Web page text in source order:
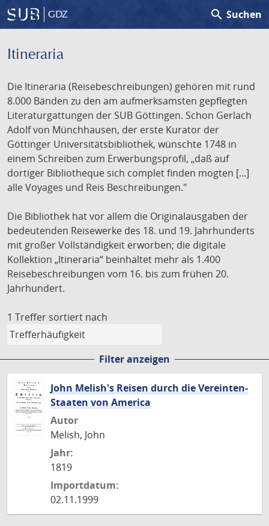
GDZ search Suchen
Itineraria
Die Itineraria (Reisebeschreibungen) gehören mit rund
8.000 Bänden zu den am aufmerksamsten gepflegten
Literaturgattungen der SUB Göttingen. Schon Gerlach
Adolf von Münchhausen, der erste Kurator der
Göttinger Universitätsbibliothek, wünschte 1748 in
einem Schreiben zum Erwerbungsprofil, „daß auf
dortiger Bibliotheque sich complet finden mogten [...]
alle Voyages und Reis Beschreibungen."
Die Bibliothek hat vor allem die Originalausgaben der
bedeutenden Reisewerke des 18. und 19. Jahrhunderts
mit großer Vollständigkeit erworben; die digitale
Kollektion „Itineraria“ beinhaltet mehr als 1.400
Reisebeschreibungen vom 16. bis zum frühen 20.
Jahrhundert.
1 Treffer sortiert nach
Filter anzeigen
John Melish's Reisen durch die Vereinten-
Staaten von America
Autor
Melish, John
Jahr:
1819
Importdatum:
02.11.1999